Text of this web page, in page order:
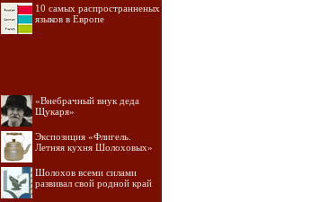
10 самых распространненых
языков в Европе
«Внебрачный внук деда
Щукаря»
Экспозиция «Флигель.
Летняя кухня Шолоховых»
Шолохов всеми силами
развивал свой родной край